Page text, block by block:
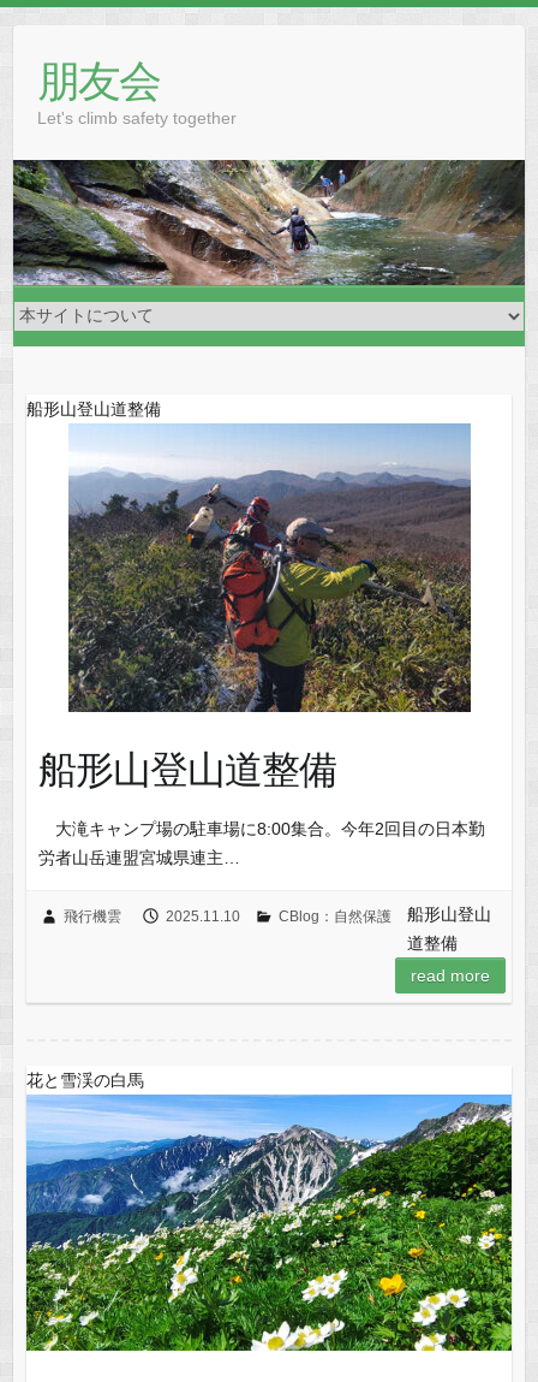
content朋友会
Let's climb safety together
船形山登山道整備
船形山登山道整備
大滝キャンプ場の駐車場に8:00集合。今年2回目の日本勤
労者山岳連盟宮城県連主…
飛行機雲 2025.11.10 CBlog：自然保護
船形山登山
道整備
read more
花と雪渓の白馬